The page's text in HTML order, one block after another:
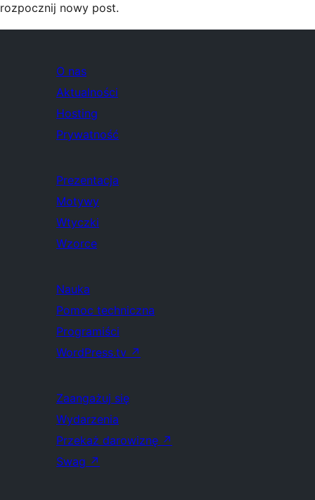
rozpocznij nowy post.
O nas
Aktualności
Hosting
Prywatność
Prezentacja
Motywy
Wtyczki
Wzorce
Nauka
Pomoc techniczna
Programiści
WordPress.tv ↗
Zaangażuj się
Wydarzenia
Przekaż darowiznę ↗
Swag ↗